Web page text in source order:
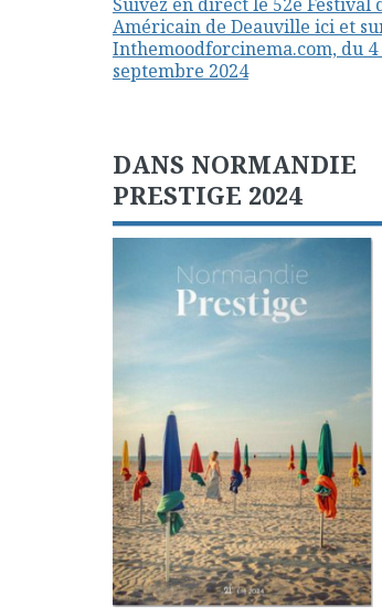
Américain de Deauville ici et
Inthemoodforcinema.com, du 4
septembre 2024
DANS NORMANDIE
PRESTIGE 2024